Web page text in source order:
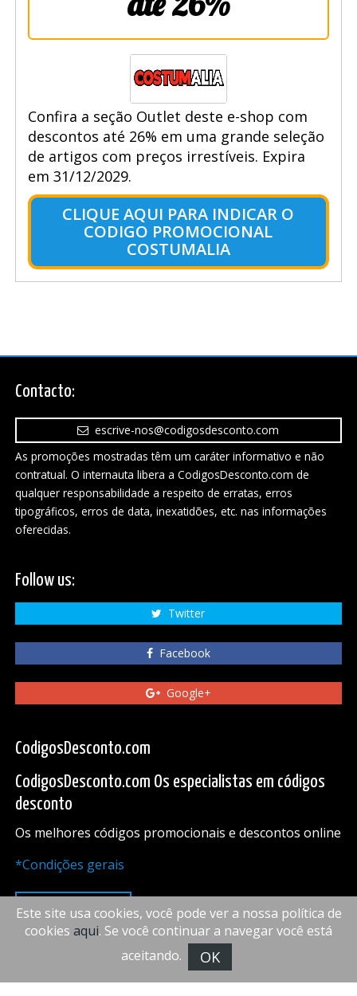
Confira a seção Outlet deste e-shop com
descontos até 26% em uma grande seleção
de artigos com preços irrestíveis. Expira
em 31/12/2029.
CLIQUE AQUI PARA INDICAR O
CODIGO PROMOCIONAL
COSTUMALIA
Contacto:
escrive-nos@codigosdesconto.com
As promoções mostradas têm um caráter informativo e não
contratual. O internauta libera a CodigosDesconto.com de
qualquer responsabilidade a respeito de erratas, erros
tipográficos, erros de data, inexatidões, etc. nas informações
oferecidas.
Follow us:
Twitter
Facebook
Google+
CodigosDesconto.com
CodigosDesconto.com Os especialistas em códigos
desconto
Os melhores códigos promocionais e descontos online
*Condições gerais
PARA CIMA
FiveDoors Network 2018
Este site usa cookies, você pode ver a nossa política de
cookies aqui. Se você continuar a navegar você está
aceitando.
OK